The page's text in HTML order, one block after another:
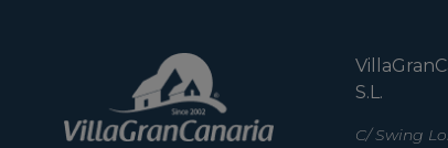
S.L.
C/ Swing